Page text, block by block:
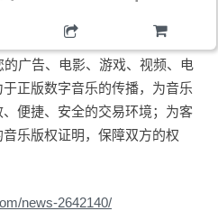
广告、电影、游戏、视频、电
正版数字音乐的传播，为音乐
便捷、安全的交易环境；为客
乐版权证明，保障双方的权
news-2642140/